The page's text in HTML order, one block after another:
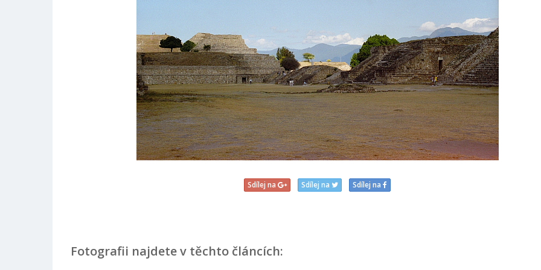
Sdílej na Sdílej na Sdílej na
Fotografii najdete v těchto článcích: